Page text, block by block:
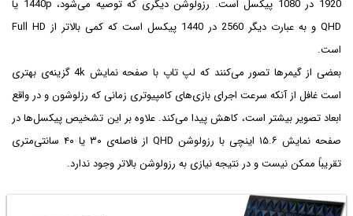
1920 در 1080 پیکسل است. رزولوشن دیگری که توصیه می‌شود، 1440p یا
QHD و به عبارت دیگر 2560 در 1440 پیکسل است که کمی بالاتر از Full HD
است.
بعضی از گیمرها تصور می‌کنند که لپ تاپ با صفحه نمایش 4k گزینه‌ی بهتری
است غافل از آنکه سرعت اجرای بازی‌های کامپیوتری زمانی که رزلوشون و در واقع
ابعاد تصویر بیشتر است، کاهش پیدا می‌کند. علاوه بر این تشخیص پیکسل‌ها در
صفحه نمایش ۱۵.۶ اینچی با رزولوشن QHD از فاصله‌ی ۳۰ یا ۴۰ سانتی‌متری
تقریباً ممکن نیست و در نتیجه نیازی به رزولوشن بالاتر وجود ندارد.